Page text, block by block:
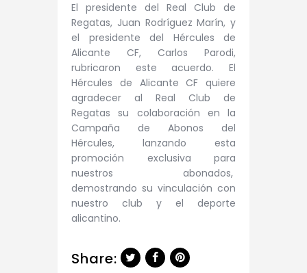
El presidente del Real Club de
Regatas, Juan Rodríguez Marín, y
el presidente del Hércules de
Alicante CF, Carlos Parodi,
rubricaron este acuerdo. El
Hércules de Alicante CF quiere
agradecer al Real Club de
Regatas su colaboración en la
Campaña de Abonos del
Hércules, lanzando esta
promoción exclusiva para
nuestros abonados,
demostrando su vinculación con
nuestro club y el deporte
alicantino.
Share: